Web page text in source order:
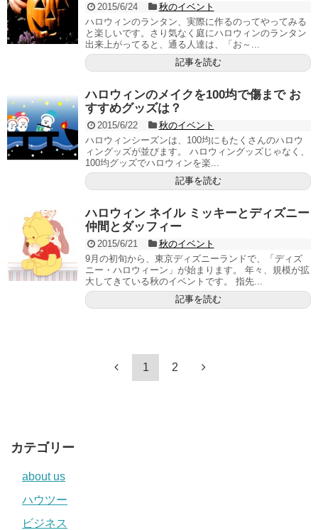
2015/6/24
秋のイベント
ハロウィンのランタン、実際に作るのってやってみる
と楽しいです。さり気なく庭にハロウィンのランタン
出来上がってると、通る人達は、「お～...
記事を読む
ハロウィンのメイクを100均で傷まで お
すすめグッズは？
2015/6/22
秋のイベント
ハロウィンシーズンは、100均にもたくさんのハロウ
ィングッズが並びます。 ハロウィングッズじゃなく、
100均グッズでハロウィンを楽...
記事を読む
ハロウィン ネイル ミッキーとディズニー
仲間とダッフィー
2015/6/21
秋のイベント
9月の初旬から、東京ディズニーランドで、「ディズ
ニー・ハロウィーン」が始まります。 年々、規模が拡
大してきている秋のイベントです。 指先...
記事を読む
1 2
カテゴリー
about us
ハウツー
ビジネス